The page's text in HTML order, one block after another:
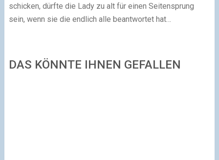
schicken, dürfte die Lady zu alt für einen Seitensprung
sein, wenn sie die endlich alle beantwortet hat…
DAS KÖNNTE IHNEN GEFALLEN